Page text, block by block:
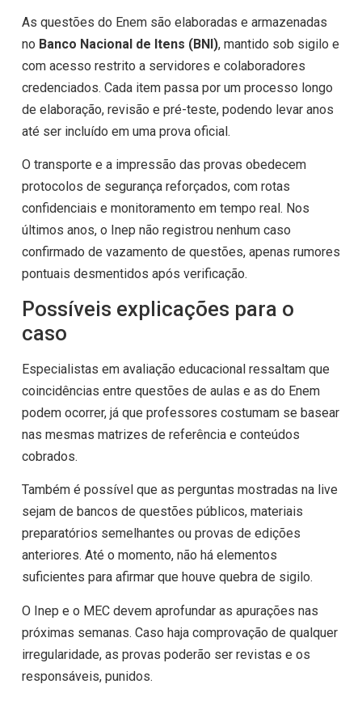
As questões do Enem são elaboradas e armazenadas
no Banco Nacional de Itens (BNI), mantido sob sigilo e
com acesso restrito a servidores e colaboradores
credenciados. Cada item passa por um processo longo
de elaboração, revisão e pré-teste, podendo levar anos
até ser incluído em uma prova oficial.
O transporte e a impressão das provas obedecem
protocolos de segurança reforçados, com rotas
confidenciais e monitoramento em tempo real. Nos
últimos anos, o Inep não registrou nenhum caso
confirmado de vazamento de questões, apenas rumores
pontuais desmentidos após verificação.
Possíveis explicações para o
caso
Especialistas em avaliação educacional ressaltam que
coincidências entre questões de aulas e as do Enem
podem ocorrer, já que professores costumam se basear
nas mesmas matrizes de referência e conteúdos
cobrados.
Também é possível que as perguntas mostradas na live
sejam de bancos de questões públicos, materiais
preparatórios semelhantes ou provas de edições
anteriores. Até o momento, não há elementos
suficientes para afirmar que houve quebra de sigilo.
O Inep e o MEC devem aprofundar as apurações nas
próximas semanas. Caso haja comprovação de qualquer
irregularidade, as provas poderão ser revistas e os
responsáveis, punidos.